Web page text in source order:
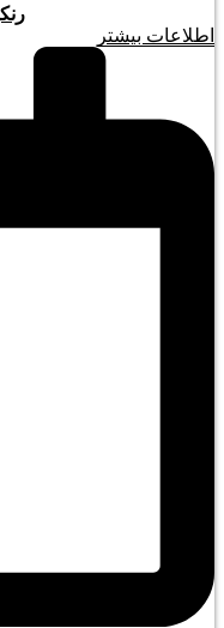
اطلاعات بیشتر